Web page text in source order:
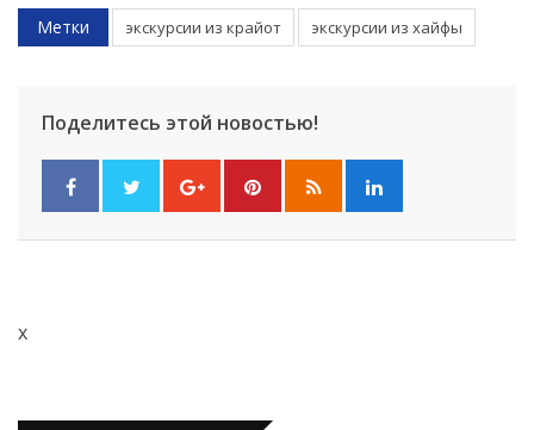
Метки экскурсии из крайот экскурсии из хайфы
Поделитесь этой новостью!
x